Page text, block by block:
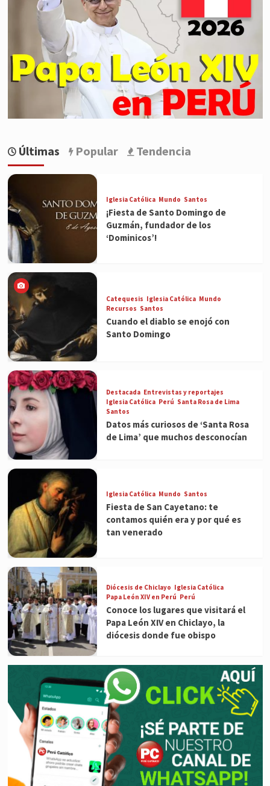
Últimas Popular Tendencia
Iglesia Católica Mundo Santos
¡Fiesta de Santo Domingo de
Guzmán, fundador de los
‘Dominicos’!
Catequesis Iglesia Católica Mundo
Recursos Santos
Cuando el diablo se enojó con
Santo Domingo
Destacada Entrevistas y reportajes
Iglesia Católica Perú Santa Rosa de Lima
Santos
Datos más curiosos de ‘Santa Rosa
de Lima’ que muchos desconocían
Iglesia Católica Mundo Santos
Fiesta de San Cayetano: te
contamos quién era y por qué es
tan venerado
Diócesis de Chiclayo Iglesia Católica
Papa León XIV en Perú Perú
Conoce los lugares que visitará el
Papa León XIV en Chiclayo, la
diócesis donde fue obispo